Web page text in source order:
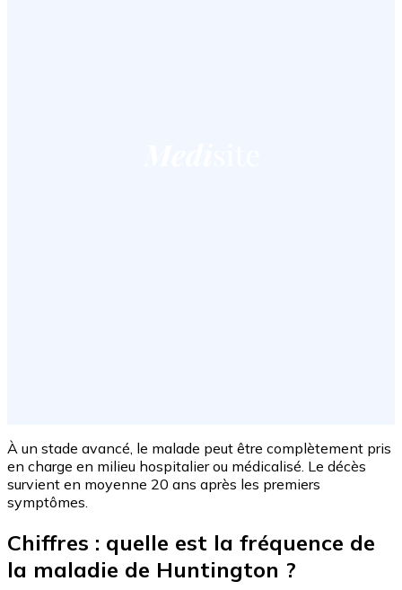
À un stade avancé, le malade peut être complètement pris
en charge en milieu hospitalier ou médicalisé. Le décès
survient en moyenne 20 ans après les premiers
symptômes.
Chiffres : quelle est la fréquence de
la maladie de Huntington ?